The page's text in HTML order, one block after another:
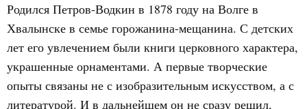
Родился Петров-Водкин в 1878 году на Волге в
Хвалынске в семье горожанина-мещанина. С детских
лет его увлечением были книги церковного характера,
украшенные орнаментами. А первые творческие
опыты связаны не с изобразительным искусством, а с
литературой. И в дальнейшем он не сразу решил,